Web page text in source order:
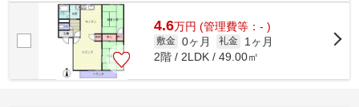
はアパートです。初期費用はカードで決...
4.6万円 (管理費等：- )
敷金 0ヶ月 礼金
1ヶ月
2階 / 2LDK / 49.00㎡